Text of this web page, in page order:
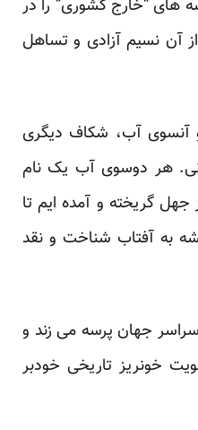
های “خارج کشوری” را در
آن نسیم آزادی و تساهل
آنسوی آب، شکاف دیگری
هر دوسوی آب یک نام
جهل گریخته و آمده ایم تا
به آفتاب شناخت و نقد
سراسر جهان پرسه می زند و
خونریز تاریخی خودبر